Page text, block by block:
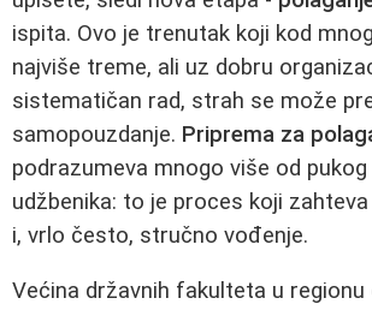
ispita. Ovo je trenutak koji kod
najviše treme, ali uz dobru
sistematičan rad, strah se može
samopouzdanje. Priprema za
podrazumeva mnogo više od
udžbenika: to je proces koji
i, vrlo često, stručno vođenje.
Većina državnih fakulteta u regionu